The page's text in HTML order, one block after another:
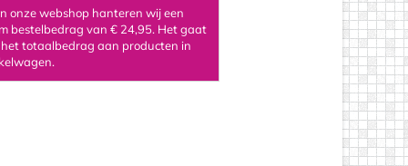
onze webshop hanteren wij een
bestelbedrag van € 24,95. Het gaat
het totaalbedrag aan producten in